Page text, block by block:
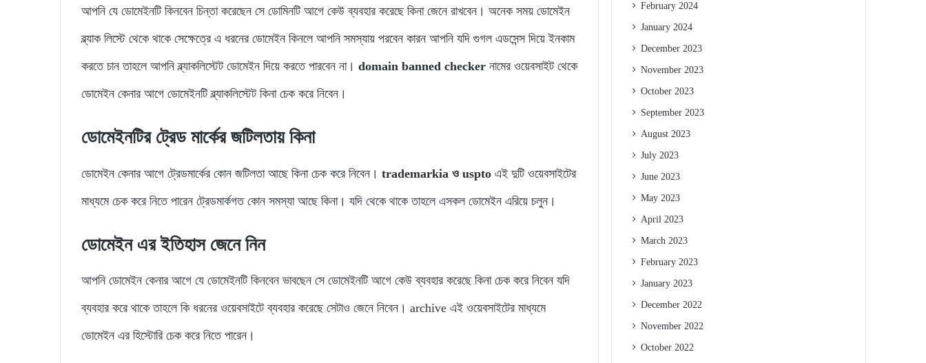
আপনি যে ডোমেইনটি কিনবেন চিন্তা করেছেন সে ডোমিনটি আগে কেউ ব্যবহার করেছে কিনা জেনে রাখবেন। অনেক সময় ডোমেইন
ব্ল্যাক লিস্টে থেকে থাকে সেক্ষেত্রে এ ধরনের ডোমেইন কিনলে আপনি সমস্যায় পরবেন কারন আপনি যদি গুগল এডসেন্স দিয়ে ইনকাম
করতে চান তাহলে আপনি ব্ল্যাকলিস্টেট ডোমেইন দিয়ে করতে পারবেন না। domain banned checker নামের ওয়েবসাইট থেকে
ডোমেইন কেনার আগে ডোমেইনটি ব্ল্যাকলিস্টেট কিনা চেক করে নিবেন।
ডোমেইনটির ট্রেড মার্কের জটিলতায় কিনা
ডোমেইন কেনার আগে ট্রেডমার্কের কোন জটিলতা আছে কিনা চেক করে নিবেন। trademarkia ও uspto এই দুটি ওয়েবসাইটের
মাধ্যমে চেক করে নিতে পারেন ট্রেডমার্কগত কোন সমস্যা আছে কিনা। যদি থেকে থাকে তাহলে এসকল ডোমেইন এরিয়ে চলুন।
ডোমেইন এর ইতিহাস জেনে নিন
আপনি ডোমেইন কেনার আগে যে ডোমেইনটি কিনবেন ভাবছেন সে ডোমেইনটি আগে কেউ ব্যবহার করেছে কিনা চেক করে নিবেন যদি
ব্যবহার করে থাকে তাহলে কি ধরনের ওয়েবসাইটে ব্যবহার করেছে সেটাও জেনে নিবেন। archive এই ওয়েবসাইটের মাধ্যমে
ডোমেইন এর হিস্টোরি চেক করে নিতে পারেন।
February 2024
January 2024
December 2023
November 2023
October 2023
September 2023
August 2023
July 2023
June 2023
May 2023
April 2023
March 2023
February 2023
January 2023
December 2022
November 2022
October 2022